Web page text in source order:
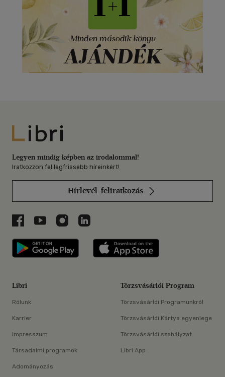
Libri
Legyen mindig képben az irodalommal!
Iratkozzon fel legfrissebb híreinkért!
Hírlevél-feliratkozás
Libri a Facebookon
Libri a Youtube-on
Libri az Instagramon
Libri a LinkedInen
Libri applikáció Szerezd meg: Google
Libri
Rólunk
Karrier
Impresszum
Társadalmi programok
Adományozás
Törzsvásárlói Program
Törzsvásárlói Programunkról
Törzsvásárlói Kártya egyenlege
Törzsvásárlói szabályzat
Libri App